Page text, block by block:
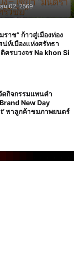
น 02, 2569
าช” ก้าวสู่เมืองท่อง
น่ห์เมืองแห่งศรัทธา
รบวงจร Na khon Si
ดกิจกรรมแทนคำ
New Day
พาลูกค้าชมภาพยนตร์